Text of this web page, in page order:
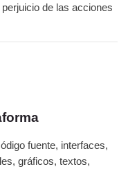
de las acciones
fuente, interfaces,
gráficos, textos,